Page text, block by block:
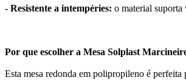
- Resistente a intempéries: o material suporta
Por que escolher a Mesa Solplast
Esta mesa redonda em polipropileno é